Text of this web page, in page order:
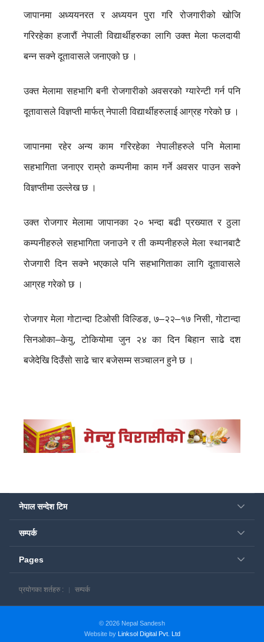
जापानमा अध्ययनरत र अध्ययन पुरा गरि रोजगारीको खोजि
गरिरहेका हजारौं नेपाली विद्यार्थीहरुका लागि उक्त मेला फलदायी
बन्न सक्ने दूतावासले जनाएको छ ।
उक्त मेलामा सहभागि बनी रोजगारीको अवसरको ग्यारेन्टी गर्न पनि
दूतावासले विज्ञप्ती मार्फत् नेपाली विद्यार्थीहरुलाई आग्रह गरेको छ ।
जापानमा रहेर अन्य काम गरिरहेका नेपालीहरुले पनि मेलामा
सहभागिता जनाएर राम्रो कम्पनीमा काम गर्ने अवसर पाउन सक्ने
विज्ञप्तीमा उल्लेख छ ।
उक्त रोजगार मेलामा जापानका २० भन्दा बढी प्रख्यात र ठुला
कम्पनीहरुले सहभागिता जनाउने र ती कम्पनीहरुले मेला स्थानबाटै
रोजगारी दिन सक्ने भएकाले पनि सहभागिताका लागि दूतावासले
आग्रह गरेको छ ।
रोजगार मेला गोटान्दा टिओसी विल्डिङ, ७–२२–१७ निसी, गोटान्दा
सिनओका–केयु, टोकियोमा जुन २४ का दिन बिहान साढे दश
बजेदेखि दिउँसो साढे चार बजेसम्म सञ्चालन हुने छ ।
नेपाल सन्देश टिम
सम्पर्क
Pages
प्रयोगका शर्तहरु : सम्पर्क
© 2026 Nepal Sandesh
Website by Linksol Digital Pvt. Ltd